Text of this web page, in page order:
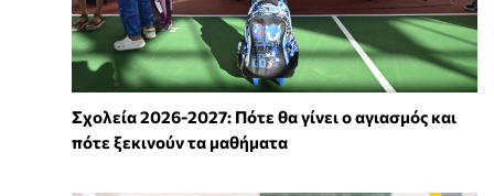
Σχολεία 2026-2027: Πότε θα γίνει ο αγιασμός και
πότε ξεκινούν τα μαθήματα